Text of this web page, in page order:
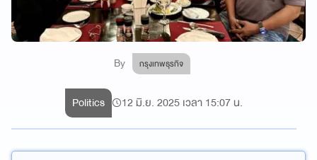
By กรุงเทพธุรกิจ
Politics 12 มิ.ย. 2025 เวลา 15:07 น.